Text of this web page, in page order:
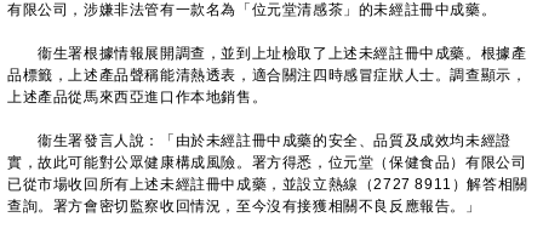
有限公司，涉嫌非法管有一款名為「位元堂清感茶」的未經註冊中成藥。
衞生署根據情報展開調查，並到上址檢取了上述未經註冊中成藥。根據產
品標籤，上述產品聲稱能清熱透表，適合關注四時感冒症狀人士。調查顯示，
上述產品從馬來西亞進口作本地銷售。
衞生署發言人說：「由於未經註冊中成藥的安全、品質及成效均未經證
實，故此可能對公眾健康構成風險。署方得悉，位元堂（保健食品）有限公司
已從市場收回所有上述未經註冊中成藥，並設立熱線（2727 8911）解答相關
查詢。署方會密切監察收回情況，至今沒有接獲相關不良反應報告。」